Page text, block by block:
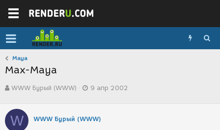
Maya
Мах-Маya
в
о
р
т
WWW Бурый (WWW)
а
с
9 апр 2002
W WWW Бурый (WWW)